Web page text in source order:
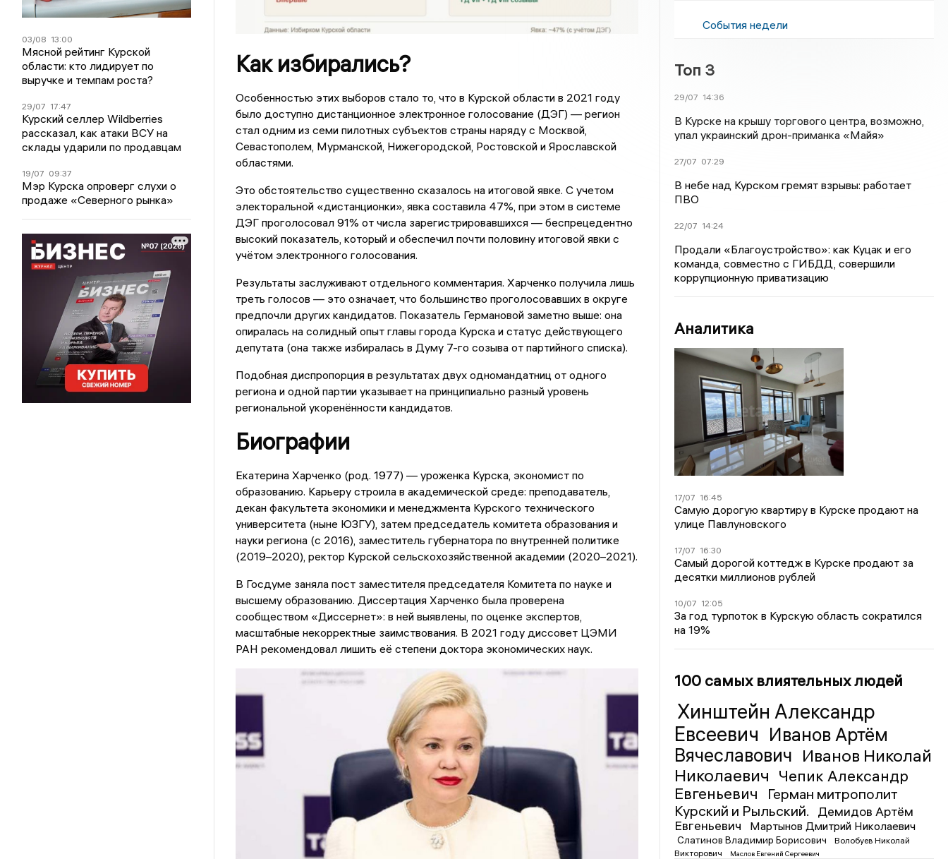
03/08 13:00
Мясной рейтинг Курской
области: кто лидирует по
выручке и темпам роста?
29/07 17:47
Курский селлер Wildberries
рассказал, как атаки ВСУ на
склады ударили по продавцам
19/07 09:37
Мэр Курска опроверг слухи о
продаже «Северного рынка»
Как избирались?
Особенностью этих выборов стало то, что в Курской области в 2021 году
было доступно дистанционное электронное голосование (ДЭГ) — регион
стал одним из семи пилотных субъектов страны наряду с Москвой,
Севастополем, Мурманской, Нижегородской, Ростовской и Ярославской
областями.
Это обстоятельство существенно сказалось на итоговой явке. С учетом
электоральной «дистанционки», явка составила 47%, при этом в системе
ДЭГ проголосовал 91% от числа зарегистрировавшихся — беспрецедентно
высокий показатель, который и обеспечил почти половину итоговой явки с
учётом электронного голосования.
Результаты заслуживают отдельного комментария. Харченко получила лишь
треть голосов — это означает, что большинство проголосовавших в округе
предпочли других кандидатов. Показатель Германовой заметно выше: она
опиралась на солидный опыт главы города Курска и статус действующего
депутата (она также избиралась в Думу 7-го созыва от партийного списка).
Подобная диспропорция в результатах двух одномандатниц от одного
региона и одной партии указывает на принципиально разный уровень
региональной укоренённости кандидатов.
Биографии
Екатерина Харченко (род. 1977) — уроженка Курска, экономист по
образованию. Карьеру строила в академической среде: преподаватель,
декан факультета экономики и менеджмента Курского технического
университета (ныне ЮЗГУ), затем председатель комитета образования и
науки региона (с 2016), заместитель губернатора по внутренней политике
(2019–2020), ректор Курской сельскохозяйственной академии (2020–2021).
В Госдуме заняла пост заместителя председателя Комитета по науке и
высшему образованию. Диссертация Харченко была проверена
сообществом «Диссернет»: в ней выявлены, по оценке экспертов,
масштабные некорректные заимствования. В 2021 году диссовет ЦЭМИ
РАН рекомендовал лишить её степени доктора экономических наук.
События недели
Топ 3
29/07 14:36
В Курске на крышу торгового центра, возможно,
упал украинский дрон-приманка «Майя»
27/07 07:29
В небе над Курском гремят взрывы: работает
ПВО
22/07 14:24
Продали «Благоустройство»: как Куцак и его
команда, совместно с ГИБДД, совершили
коррупционную приватизацию
Аналитика
17/07 16:45
Самую дорогую квартиру в Курске продают на
улице Павлуновского
17/07 16:30
Самый дорогой коттедж в Курске продают за
десятки миллионов рублей
10/07 12:05
За год турпоток в Курскую область сократился
на 19%
100 самых влиятельных людей
Хинштейн Александр
Евсеевич Иванов Артём
Вячеславович Иванов Николай
Николаевич Чепик Александр
Евгеньевич
Герман митрополит
Курский и Рыльский.
Демидов Артём
Евгеньевич
Мартынов Дмитрий Николаевич
Слатинов Владимир Борисович
Волобуев Николай
Викторович
Маслов Евгений Сергеевич